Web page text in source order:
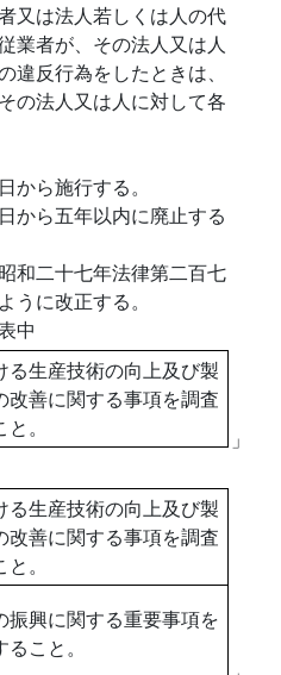
又は法人若しくは人の代
業者が、その法人又は人
違反行為をしたときは、
の法人又は人に対して各
から施行する。
から五年以内に廃止する
和二十七年法律第二百七
うに改正する。
中
る生産技術の向上及び製
改善に関する事項を調査
。
」
る生産技術の向上及び製
改善に関する事項を調査
。
振興に関する重要事項を
こと。